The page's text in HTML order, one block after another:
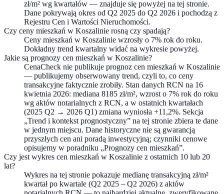
zł/m² wg kwartałów — znajduje się powyżej na tej stronie.
Dane pokrywają okres od Q2 2025 do Q2 2026 i pochodzą z
Rejestru Cen i Wartości Nieruchomości.
Czy ceny mieszkań w Koszalinie rosną czy spadają?
Ceny mieszkań w Koszalinie wzrosły o 7% rok do roku.
Dokładny trend kwartalny widać na wykresie powyżej.
Jakie są prognozy cen mieszkań w Koszalinie?
CenaCheck nie publikuje prognoz cen mieszkań w Koszalinie
— publikujemy obserwowany trend, czyli to, co ceny
transakcyjne faktycznie zrobiły. Stan danych RCN na 16
kwietnia 2026: mediana 8185 zł/m², wzrost o 7% rok do roku
wg aktów notarialnych z RCN, a w ostatnich kwartałach
(2025 Q2 → 2026 Q1) zmiana wyniosła +11,2%. Sekcja
„Trend i kontekst prognostyczny” na tej stronie zbiera te dane
w jednym miejscu. Dane historyczne nie są gwarancją
przyszłych cen ani poradą inwestycyjną; czynniki cenowe
opisujemy w poradniku „Prognozy cen mieszkań”.
Czy jest wykres cen mieszkań w Koszalinie z ostatnich 10 lub 20
lat?
Wykres na tej stronie pokazuje medianę transakcyjną zł/m²
kwartał po kwartale (Q2 2025 – Q2 2026) z aktów